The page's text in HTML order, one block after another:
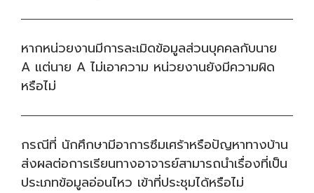
หากหน่วยงานมีการละเมิดข้อมูลส่วนบุคคลกับนาย
A แต่นาย A ไม่เอาความ หน่วยงานยังมีความผิด
หรือไม่
กรณีที่ นักศึกษามีอาการซึมเศร้าหรือปัญหาทางบ้าน
ส่งผลต่อการเรียนทางอาจารย์สามารถนำเรื่องที่เป็น
ประเภทข้อมูลอ่อนไหว เข้าที่ประชุมได้หรือไม่